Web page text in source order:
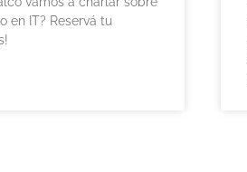
en IT? Reservá tu